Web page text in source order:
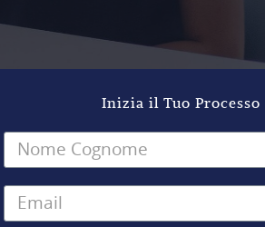
Inizia il Tuo Processo